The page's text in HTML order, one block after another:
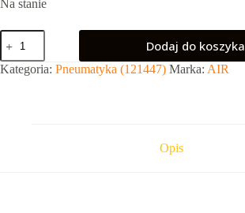
Na stanie
ilość
Manometr
dolny
pionowy
Dodaj do koszyka
Kategoria: Pneumatyka (121447) Marka: AIR
Opis